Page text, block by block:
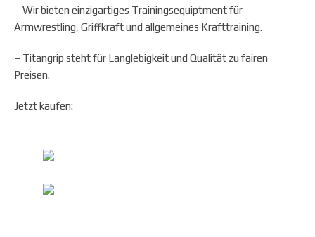
– Wir bieten einzigartiges Trainingsequiptment für
Armwrestling, Griffkraft und allgemeines Krafttraining.
– Titangrip steht für Langlebigkeit und Qualität zu fairen
Preisen.
Jetzt kaufen: